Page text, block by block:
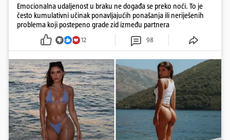
Emocionalna udaljenost u braku ne događa se preko noći. To je
često kumulativni učinak ponavljajućih ponašanja ili neriješenih
problema koji postepeno grade zid između partnera
12 98